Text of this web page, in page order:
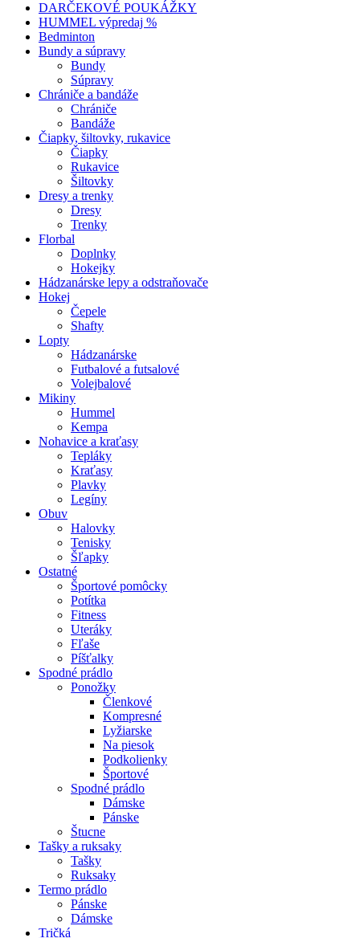
DARČEKOVÉ POUKÁŽKY
HUMMEL výpredaj %
Bedminton
Bundy a súpravy
Bundy
Súpravy
Chrániče a bandáže
Chrániče
Bandáže
Čiapky, šiltovky, rukavice
Čiapky
Rukavice
Šiltovky
Dresy a trenky
Dresy
Trenky
Florbal
Doplnky
Hokejky
Hádzanárske lepy a odstraňovače
Hokej
Čepele
Shafty
Lopty
Hádzanárske
Futbalové a futsalové
Volejbalové
Mikiny
Hummel
Kempa
Nohavice a kraťasy
Tepláky
Kraťasy
Plavky
Legíny
Obuv
Halovky
Tenisky
Šľapky
Ostatné
Športové pomôcky
Potítka
Fitness
Uteráky
Fľaše
Píšťalky
Spodné prádlo
Ponožky
Členkové
Kompresné
Lyžiarske
Na piesok
Podkolienky
Športové
Spodné prádlo
Dámske
Pánske
Štucne
Tašky a ruksaky
Tašky
Ruksaky
Termo prádlo
Pánske
Dámske
Tričká